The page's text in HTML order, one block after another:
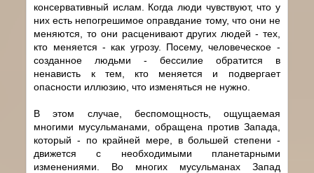
консервативный ислам. Когда люди чувствуют, что у
них есть непогрешимое оправдание тому, что они не
меняются, то они расценивают других людей - тех,
кто меняется - как угрозу. Посему, человеческое -
созданное людьми - бессилие обратится в
ненависть к тем, кто меняется и подвергает
опасности иллюзию, что изменяться не нужно.
В этом случае, беспомощность, ощущаемая
многими мусульманами, обращена против Запада,
который - по крайней мере, в большей степени -
движется с необходимыми планетарными
изменениями. Во многих мусульманах Запад